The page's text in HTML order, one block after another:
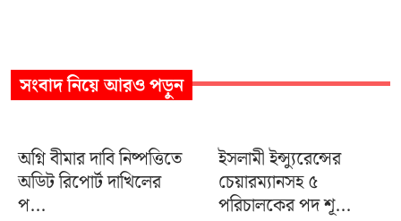
সংবাদনিয়ে আরও পড়ুন
অগ্নি বীমার দাবি নিষ্পত্তিতে
অডিট রিপোর্ট দাখিলের
প...
ইসলামী ইন্স্যুরেন্সের
চেয়ারম্যানসহ ৫
পরিচালকের পদ শূ...